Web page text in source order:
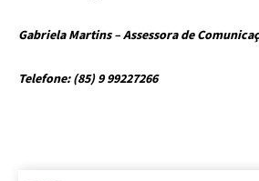
Gabriela Martins – Assessora de
Telefone: (85) 9 99227266